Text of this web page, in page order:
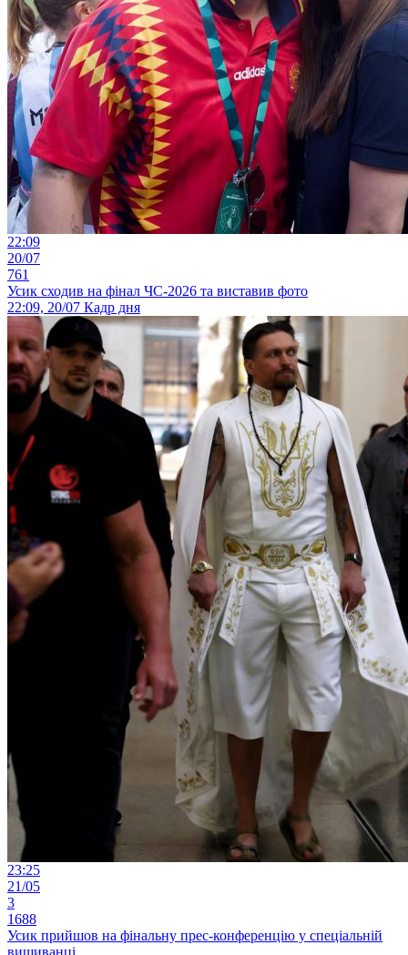
22:09
20/07
761
Усик сходив на фінал ЧС-2026 та виставив фото
22:09, 20/07 Кадр дня
23:25
21/05
3
1688
Усик прийшов на фінальну прес-конференцію у спеціальній